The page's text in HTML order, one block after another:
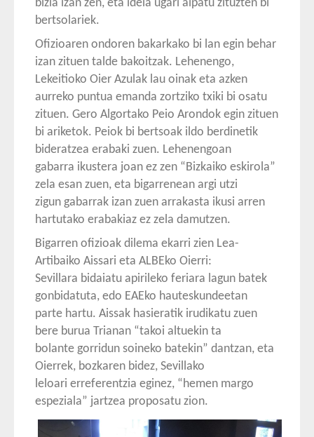
bizia izan zen, eta ideia ugari aipatu zituzten bi
bertsolariek.
Ofizioaren ondoren bakarkako bi lan egin behar
izan zituen talde bakoitzak. Lehenengo,
Lekeitioko Oier Azulak lau oinak eta azken
aurreko puntua emanda zortziko txiki bi osatu
zituen. Gero Algortako Peio Arondok egin zituen
bi ariketok. Peiok bi bertsoak ildo berdinetik
bideratzea erabaki zuen. Lehenengoan
gabarra ikustera joan ez zen “Bizkaiko eskirola”
zela esan zuen, eta bigarrenean argi utzi
zigun gabarrak izan zuen arrakasta ikusi arren
hartutako erabakiaz ez zela damutzen.
Bigarren ofizioak dilema ekarri zien Lea-
Artibaiko Aissari eta ALBEko Oierri:
Sevillara bidaiatu apirileko feriara lagun batek
gonbidatuta, edo EAEko hauteskundeetan
parte hartu. Aissak hasieratik irudikatu zuen
bere burua Trianan “takoi altuekin ta
bolante gorridun soineko batekin” dantzan, eta
Oierrek, bozkaren bidez, Sevillako
leloari erreferentzia eginez, “hemen margo
espeziala” jartzea proposatu zion.